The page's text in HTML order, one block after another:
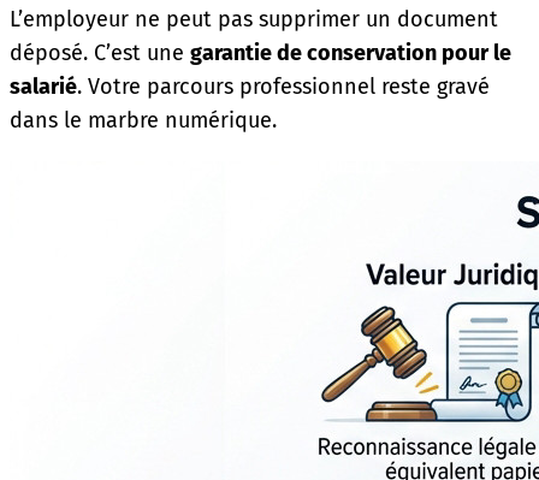
L’employeur ne peut pas supprimer un document
déposé. C’est une garantie de conservation pour le
salarié. Votre parcours professionnel reste gravé
dans le marbre numérique.